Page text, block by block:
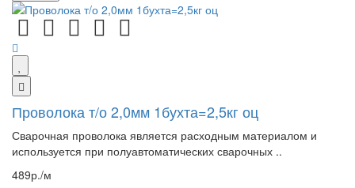
Проволока т/о 2,0мм 1бухта=2,5кг оц
Сварочная проволока является расходным материалом и
используется при полуавтоматических сварочных ..
489р./м